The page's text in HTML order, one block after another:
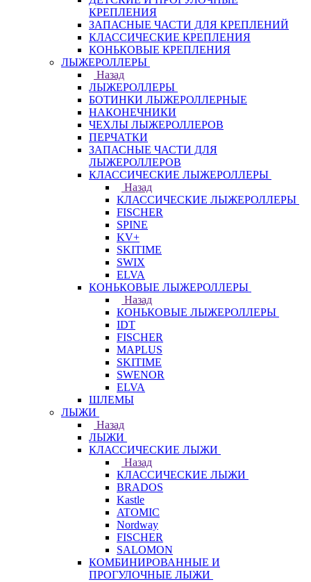
КРЕПЛЕНИЯ
ЗАПАСНЫЕ ЧАСТИ ДЛЯ КРЕПЛЕНИЙ
КЛАССИЧЕСКИЕ КРЕПЛЕНИЯ
КОНЬКОВЫЕ КРЕПЛЕНИЯ
ЛЫЖЕРОЛЛЕРЫ
Назад
ЛЫЖЕРОЛЛЕРЫ
БОТИНКИ ЛЫЖЕРОЛЛЕРНЫЕ
НАКОНЕЧНИКИ
ЧЕХЛЫ ЛЫЖЕРОЛЛЕРОВ
ПЕРЧАТКИ
ЗАПАСНЫЕ ЧАСТИ ДЛЯ
ЛЫЖЕРОЛЛЕРОВ
КЛАССИЧЕСКИЕ ЛЫЖЕРОЛЛЕРЫ
Назад
КЛАССИЧЕСКИЕ ЛЫЖЕРОЛЛЕРЫ
FISCHER
SPINE
KV+
SKITIME
SWIX
ELVA
КОНЬКОВЫЕ ЛЫЖЕРОЛЛЕРЫ
Назад
КОНЬКОВЫЕ ЛЫЖЕРОЛЛЕРЫ
IDT
FISCHER
MAPLUS
SKITIME
SWENOR
ELVA
ШЛЕМЫ
ЛЫЖИ
Назад
ЛЫЖИ
КЛАССИЧЕСКИЕ ЛЫЖИ
Назад
КЛАССИЧЕСКИЕ ЛЫЖИ
BRADOS
Kastle
ATOMIC
Nordway
FISCHER
SALOMON
КОМБИНИРОВАННЫЕ И
ПРОГУЛОЧНЫЕ ЛЫЖИ